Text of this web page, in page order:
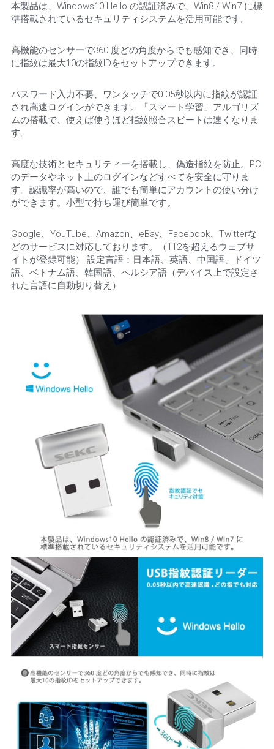
本製品は、Windows10 Hello の認証済みで、Win8 / Win7 に標
準搭載されているセキュリティシステムを活用可能です。
高機能のセンサーで360 度どの角度からでも感知でき、同時
に指紋は最大10の指紋IDをセットアップできます。
パスワード入力不要、ワンタッチで0.05秒以内に指紋が認証
され高速ログインができます。「スマート学習」アルゴリズ
ムの搭載で、使えば使うほど指紋照合スビートは速くなりま
す。
高度な技術とセキュリティーを搭載し、偽造指紋を防止。PC
のデータやネット上のログインなどすべてを安全に守りま
す。認識率が高いので、誰でも簡単にアカウントの使い分け
ができます。小型で持ち運び簡単です。
Google、YouTube、Amazon、eBay、Facebook、Twitterな
どのサービスに対応しております。（112を超えるウェブサ
イトが登録可能） 設定言語：日本語、英語、中国語、ドイツ
語、ベトナム語、韓国語、ペルシア語（デバイス上で設定さ
れた言語に自動切り替え）